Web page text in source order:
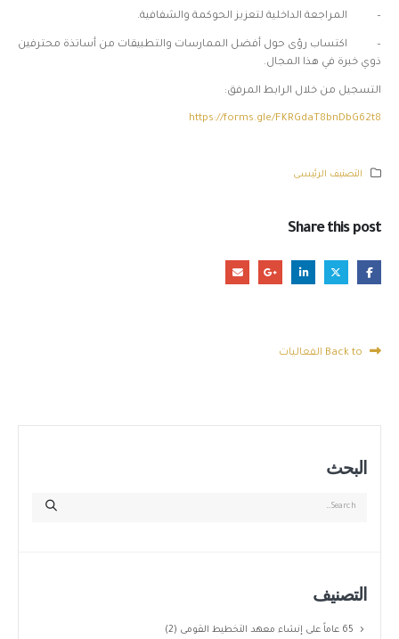
– المراجعة الداخلية لتعزيز الحوكمة والشفافية.
– اكتساب رؤى حول أفضل الممارسات والتطبيقات من أساتذة محترفين
ذوي خبرة في هذا المجال.
التسجيل من خلال الرابط المرفق:
https://forms.gle/FKRGdaT8bnDbG62t8
التصنيف الرئيسى
Share this post
البحث
التصنيف
65 عاماً على إنشاء معهد التخطيط القومى (2)